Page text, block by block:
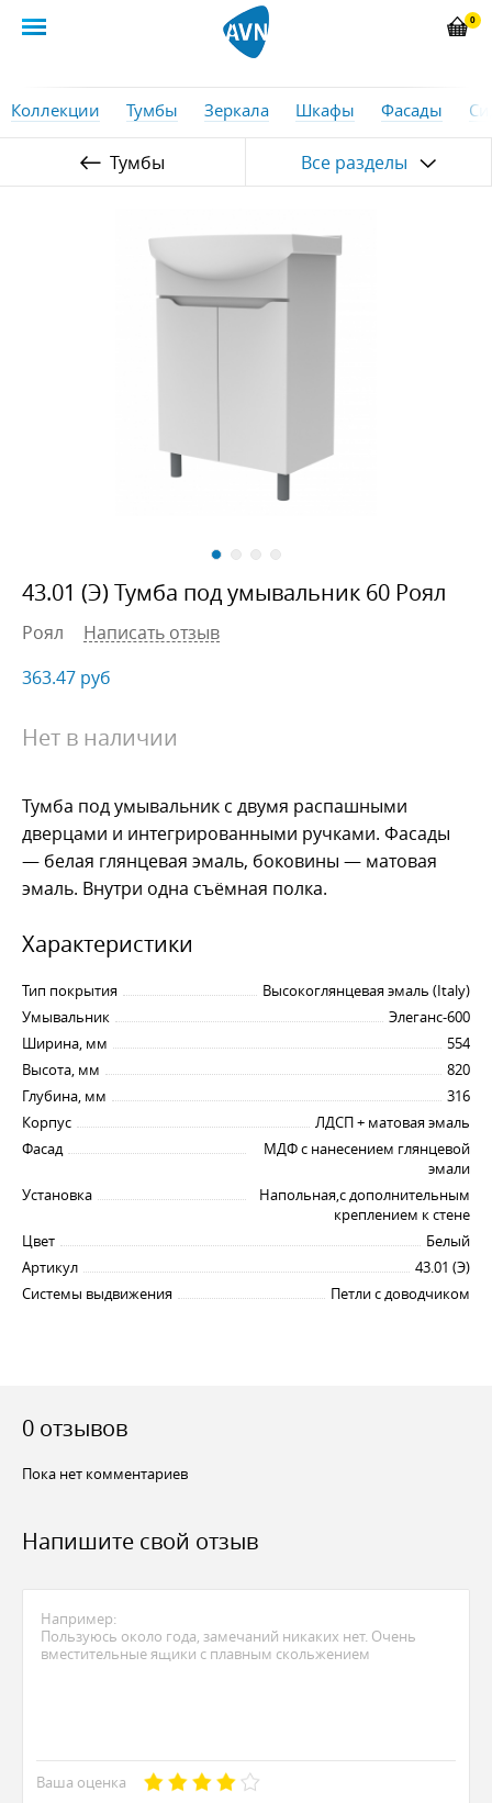
0
Коллекции Тумбы Зеркала Шкафы Фасады
Тумбы Все разделы
43.01 (Э) Тумба под умывальник 60 Роял
Роял
Написать отзыв
363.47 руб
Нет в наличии
Тумба под умывальник с двумя распашными
дверцами и интегрированными ручками. Фасады
— белая глянцевая эмаль, боковины — матовая
эмаль. Внутри одна съёмная полка.
Характеристики
Тип покрытия
Высокоглянцевая эмаль (Italy)
Умывальник
Элеганс-600
Ширина, мм
554
Высота, мм
820
Глубина, мм
316
Корпус
ЛДСП + матовая эмаль
Фасад
МДФ с нанесением глянцевой
эмали
Установка
Напольная,с дополнительным
креплением к стене
Цвет
Белый
Артикул
43.01 (Э)
Системы выдвижения
Петли с доводчиком
0 отзывов
Пока нет комментариев
Напишите свой отзыв
Ваша оценка